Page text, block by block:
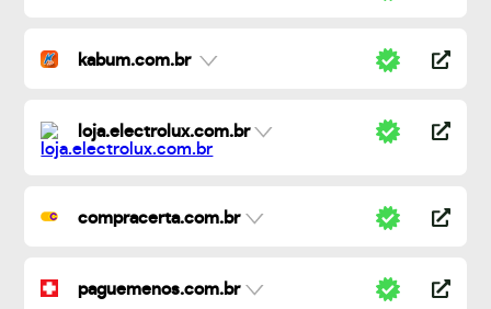
kabum.com.br
loja.electrolux.com.br
compracerta.com.br
paguemenos.com.br